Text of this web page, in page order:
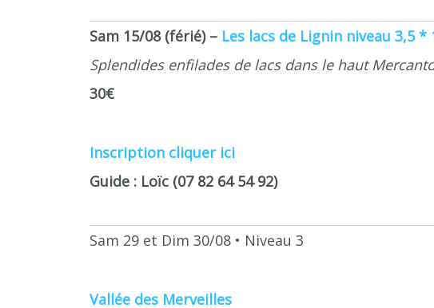
Sam 15/08 (férié) – Les lacs de Lignin niveau 3,5 *
Splendides enfilades de lacs dans le haut
30€
Inscription cliquer ici
Guide : Loïc (07 82 64 54 92)
Sam 29 et Dim 30/08 • Niveau 3
Vallée des Merveilles